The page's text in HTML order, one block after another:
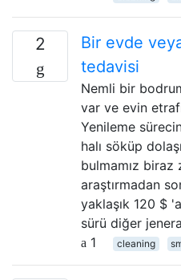
2
Bir evde
tedavisi
Nemli bir
var ve evin
Yenileme
halı söküp
bulmamız biraz
araştırmadan
yaklaşık 120 $
sürü diğer
1
cleaning